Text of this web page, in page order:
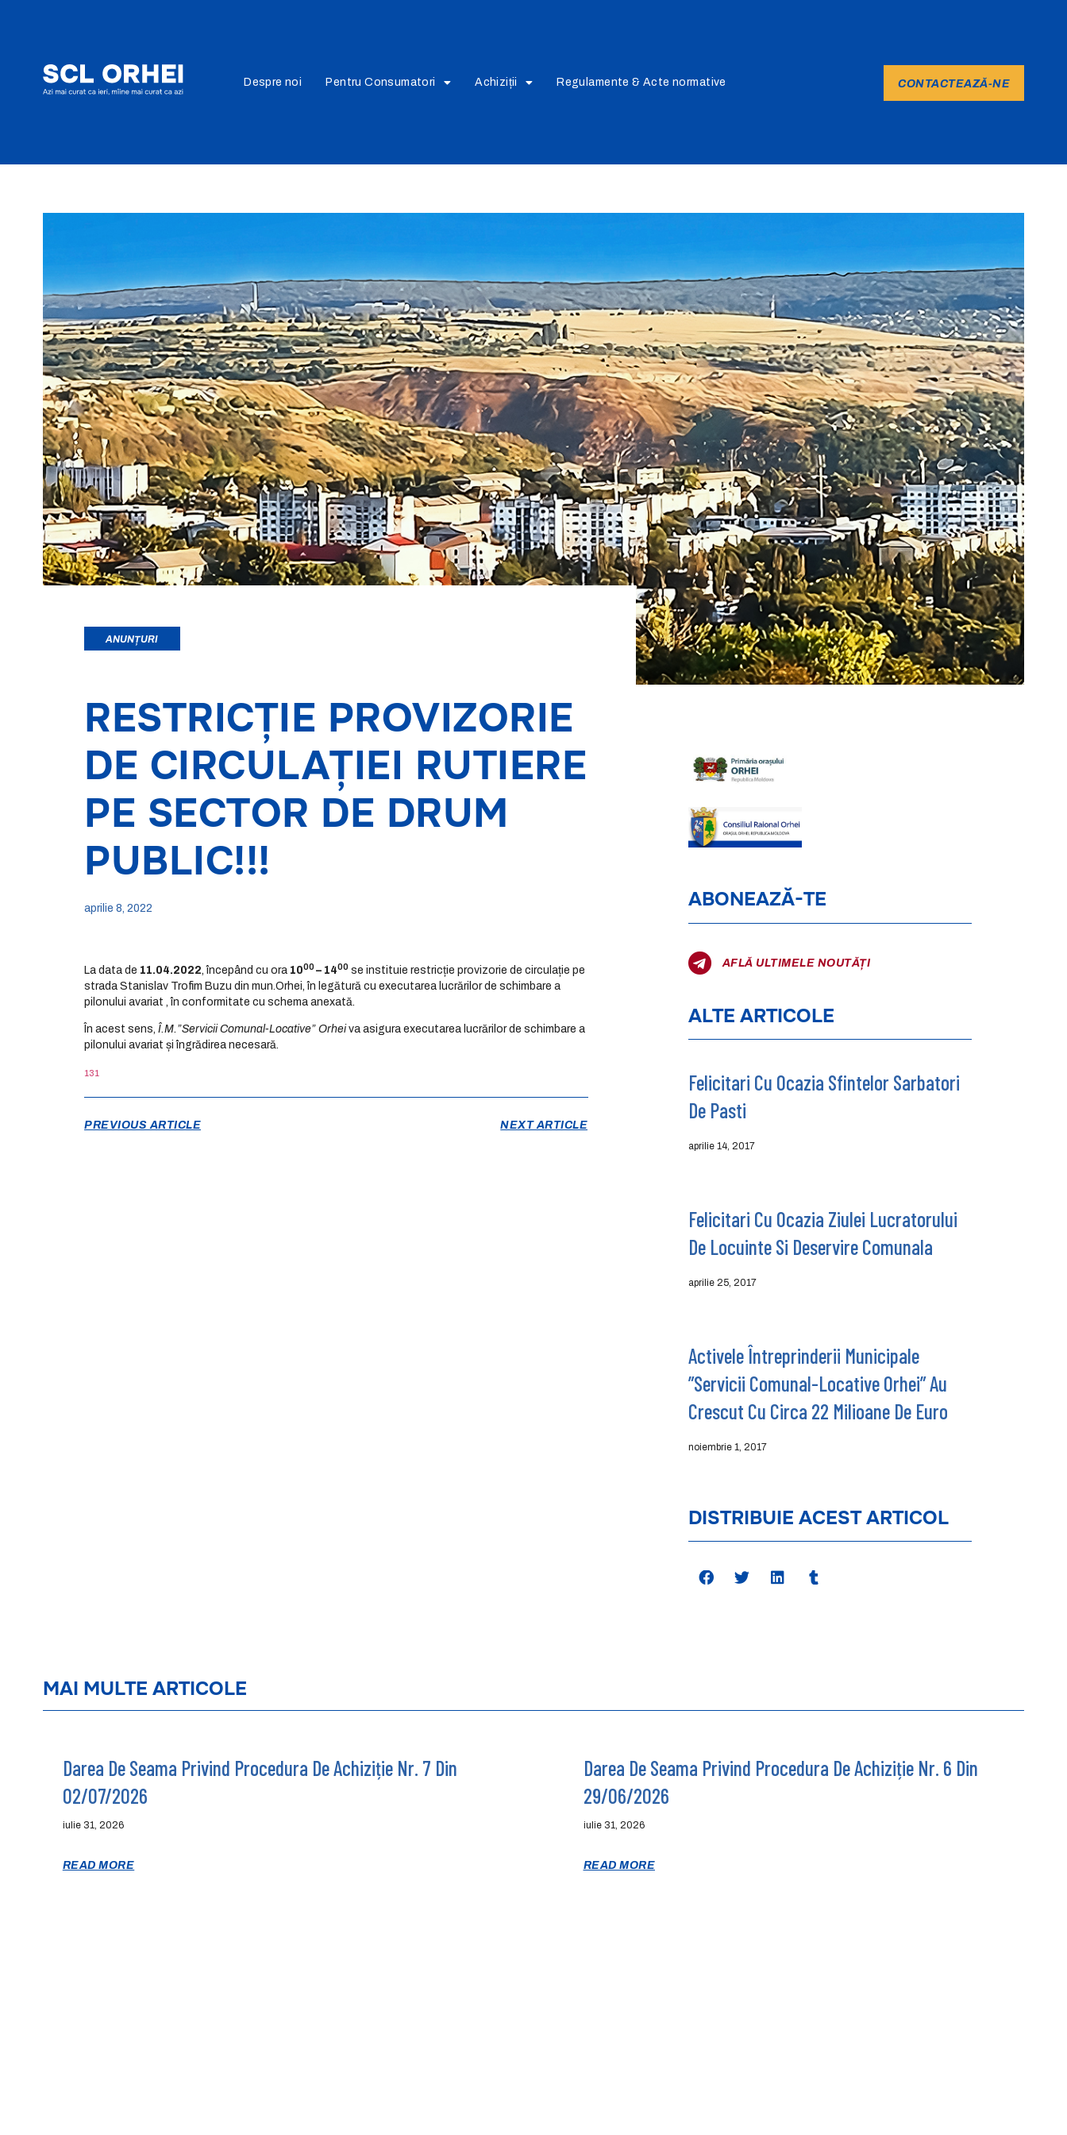
Despre noi Pentru Consumatori Achiziții Regulamente & Acte normative CONTACTEAZĂ-NE
ANUNȚURI
RESTRICȚIE PROVIZORIE
DE CIRCULAȚIEI RUTIERE
PE SECTOR DE DRUM
PUBLIC!!!
aprilie 8, 2022
La data de 11.04.2022 , începând cu ora 1000– 1400 se instituie restricție provizorie de circulație pe
strada Stanislav Trofim Buzu din mun.Orhei, în legătură cu executarea lucrărilor de schimbare a
pilonului avariat , în conformitate cu schema anexată.
În acest sens,Î.M.”Servicii Comunal-Locative” Orhei va asigura executarea lucrărilor de schimbare a
pilonului avariat și îngrădirea necesară.
131
PREVIOUS ARTICLE NEXT ARTICLE
ABONEAZĂ-TE
AFLĂ ULTIMELE NOUTĂȚI
ALTE ARTICOLE
Felicitari Cu Ocazia Sfintelor Sarbatori
De Pasti
aprilie 14, 2017
Felicitari Cu Ocazia Ziulei Lucratorului
De Locuinte Si Deservire Comunala
aprilie 25, 2017
Activele Întreprinderii Municipale
”Servicii Comunal-Locative Orhei” Au
Crescut Cu Circa 22 Milioane De Euro
noiembrie 1, 2017
DISTRIBUIE ACEST ARTICOL
MAI MULTE ARTICOLE
Darea De Seama Privind Procedura De Achiziție Nr. 7 Din
02/07/2026
iulie 31, 2026
READ MORE
Darea De Seama Privind Procedura De Achiziție Nr. 6 Din
29/06/2026
iulie 31, 2026
READ MORE